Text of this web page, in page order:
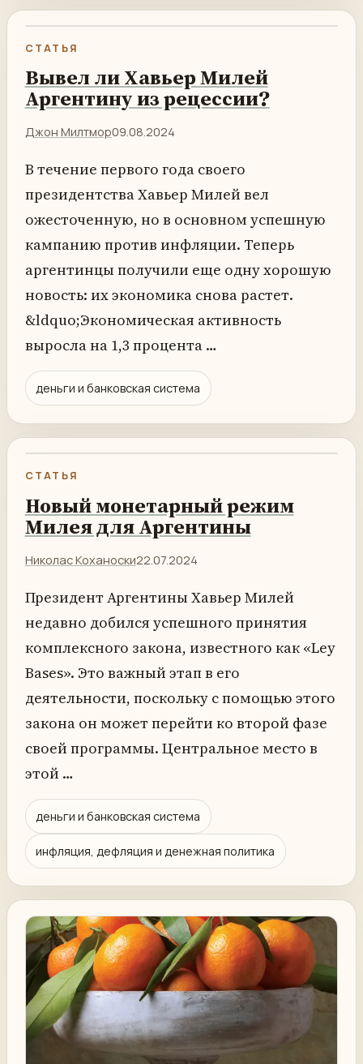
СТАТЬЯ
Вывел ли Хавьер Милей
Аргентину из рецессии?
Джон Милтмор09.08.2024
В течение первого года своего
президентства Хавьер Милей вел
ожесточенную, но в основном успешную
кампанию против инфляции. Теперь
аргентинцы получили еще одну хорошую
новость: их экономика снова растет.
&ldquo;Экономическая активность
выросла на 1,3 процента …
деньги и банковская система
СТАТЬЯ
Новый монетарный режим
Милея для Аргентины
Николас Коханоски22.07.2024
Президент Аргентины Хавьер Милей
недавно добился успешного принятия
комплексного закона, известного как «Ley
Bases». Это важный этап в его
деятельности, поскольку с помощью этого
закона он может перейти ко второй фазе
своей программы. Центральное место в
этой …
деньги и банковская система
инфляция, дефляция и денежная политика